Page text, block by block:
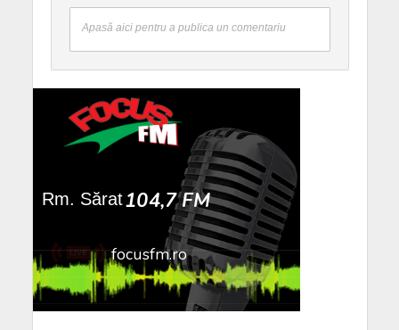
Apasă aici pentru a publica un comentariu